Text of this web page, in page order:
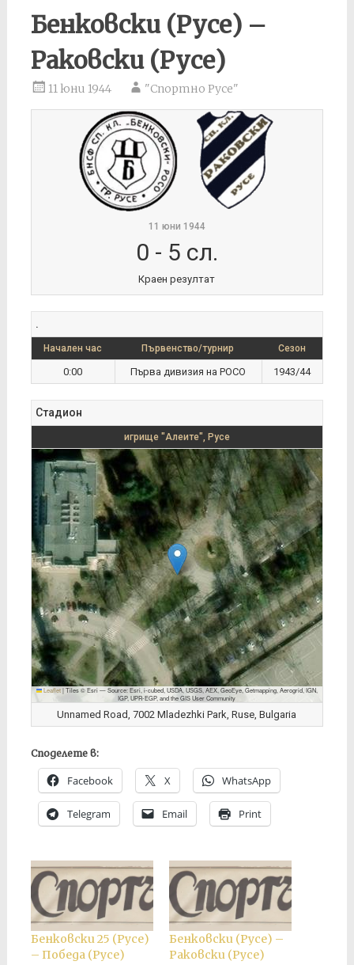
Бенковски (Русе) –
Раковски (Русе)
11 юни 1944 "Спортно Русе"
11 юни 1944
0 - 5 сл.
Краен резултат
.
Начален час Първенство/турнир Сезон
0:00 Първа дивизия на РОСО 1943/44
Стадион
игрище "Алеите", Русе
Leaflet |Tiles © Esri — Source: Esri, i-cubed, USDA, USGS, AEX, GeoEye, Getmapping, Aerogrid, IGN,
IGP, UPR-EGP, and the GIS User Community
Unnamed Road, 7002 Mladezhki Park, Ruse, Bulgaria
Споделете в:
Facebook X WhatsApp
Telegram Email Print
Бенковски 25 (Русе)
– Победа (Русе)
Бенковски (Русе) –
Раковски (Русе)